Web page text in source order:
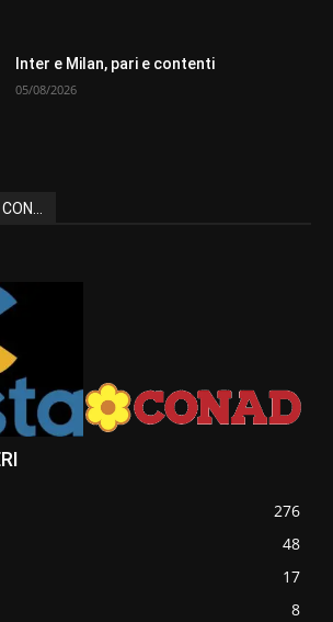
Inter e Milan, pari e contenti
05/08/2026
276
48
17
8